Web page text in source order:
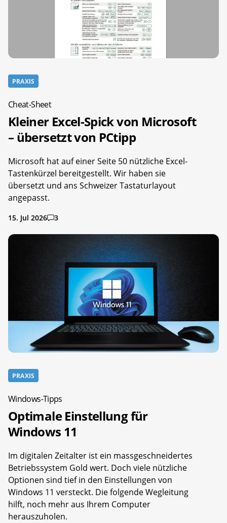
PRAXIS
Cheat-Sheet
Kleiner Excel-Spick von Microsoft
– übersetzt von PCtipp
Microsoft hat auf einer Seite 50 nützliche Excel-
Tastenkürzel bereitgestellt. Wir haben sie
übersetzt und ans Schweizer Tastaturlayout
angepasst.
15. Jul 2026 3
PRAXIS
Windows-Tipps
Optimale Einstellung für
Windows 11
Im digitalen Zeitalter ist ein massgeschneidertes
Betriebssystem Gold wert. Doch viele nützliche
Optionen sind tief in den Einstellungen von
Windows 11 versteckt. Die folgende Wegleitung
hilft, noch mehr aus Ihrem Computer
herauszuholen.